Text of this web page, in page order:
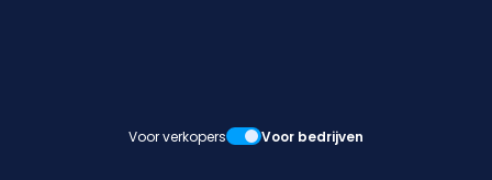
Voor verkopers Voor bedrijven